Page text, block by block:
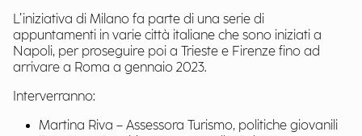
L’iniziativa di Milano fa parte di una serie di
appuntamenti in varie città italiane che sono iniziati a
Napoli, per proseguire poi a Trieste e Firenze fino ad
arrivare a Roma a gennaio 2023.
Interverranno:
Martina Riva – Assessora Turismo, politiche giovanili